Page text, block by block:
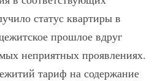
статус квартиры в
прошлое вдруг
неприятных проявлениях.
тариф на содержание